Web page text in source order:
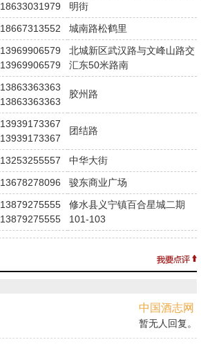
18633031979
明街
18667313552 城南路松鹤里
13969906579
13969906579
北城新区武汉路与文峰山路交
汇东50米路南
13863363363
13863363363
胶州路
13939173367
13939173367
团结路
13253255557
中华大街
13678278096 骏东商业广场
13879275555
13879275555
修水县义宁镇百合星城二期
101-103
中国酒志网
暂无人回复。